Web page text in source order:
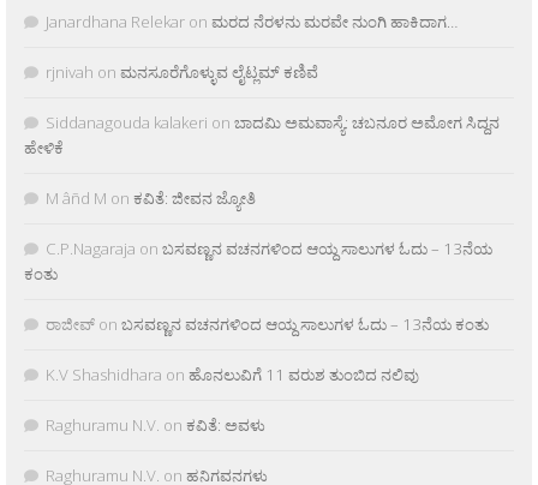
Janardhana Relekar on ಮರದ ನೆರಳನು ಮರವೇ ನುಂಗಿ ಹಾಕಿದಾಗ…
rjnivah on ಮನಸೂರೆಗೊಳ್ಳುವ ಲೈಟ್ಲಮ್ ಕಣಿವೆ
Siddanagouda kalakeri on ಬಾದಮಿ ಅಮವಾಸ್ಯೆ: ಚಬನೂರ ಅಮೋಗ ಸಿದ್ದನ
ಹೇಳಿಕೆ
M âñd M on ಕವಿತೆ: ಜೀವನ ಜ್ಯೋತಿ
C.P.Nagaraja on ಬಸವಣ್ಣನ ವಚನಗಳಿಂದ ಆಯ್ದ ಸಾಲುಗಳ ಓದು – 13ನೆಯ
ಕಂತು
ರಾಜೀವ್ on ಬಸವಣ್ಣನ ವಚನಗಳಿಂದ ಆಯ್ದ ಸಾಲುಗಳ ಓದು – 13ನೆಯ ಕಂತು
K.V Shashidhara on ಹೊನಲುವಿಗೆ 11 ವರುಶ ತುಂಬಿದ ನಲಿವು
Raghuramu N.V. on ಕವಿತೆ: ಅವಳು
Raghuramu N.V. on ಹನಿಗವನಗಳು